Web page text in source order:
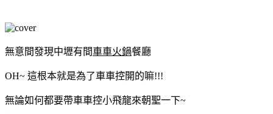
無意間發現中壢有間車車火鍋餐廳
OH~ 這根本就是為了車車控開的嘛!!!
無論如何都要帶車車控小飛龍來朝聖一下~